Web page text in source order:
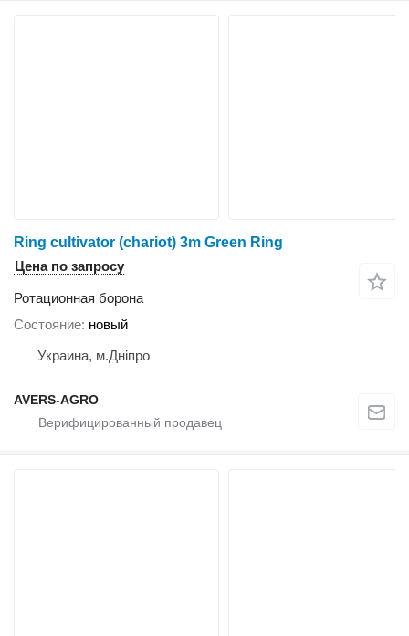
Ring cultivator (chariot) 3m Green Ring
Цена по запросу
Ротационная борона
Состояние новый
Украина, м.Дніпро
AVERS-AGRO